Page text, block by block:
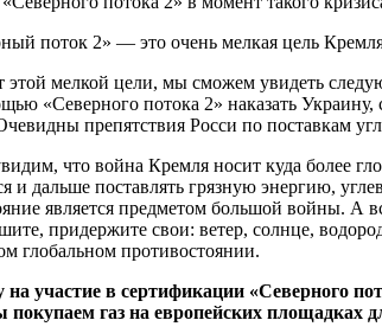
поток 2» — это очень мелкая цель
этой мелкой цели, мы сможем увидеть
«Северного потока 2» наказать
препятствия Росси по поставкам
что война Кремля носит куда более
и дальше поставлять грязную энергию,
является предметом большой войны. А
придержите свои: ветер, солнце,
глобальном противостоянии.
участие в сертификации «Северного
газ на европейских